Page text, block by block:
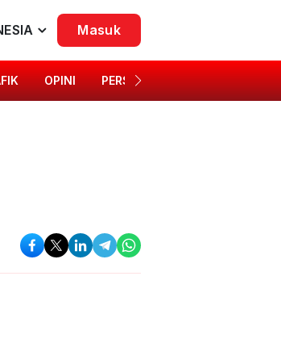
Masuk
OPINI PERSONA